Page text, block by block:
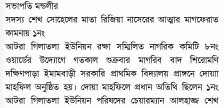
সভাপতি মন্ডলীর
সদস্য শেখ সোহেলের মাতা রিজিয়া নাসেরের আত্মার মাগফেরাত
কামনায় ১নং
আটরা গিলাতলা ইউনিয়ন রক্ষা সম্মিলিত নাগরিক কমিটি ৮নং
ওয়ার্ডের উদ্যোগে গতকাল শুক্রবার মাগরিব বাদ শিরোমণি
দক্ষিণপাড়া ইমামবাড়ী সরকারি প্রাথমিক বিদ্যালয় প্রাঙ্গনে দোয়াা
মাহফিল অনুষ্ঠিত হয়। দোয়া মাহফিলে প্রধান অতিথি ছিলেন ১নং
আটরা গিলাতলা ইউনিয়ন পরিষদের চেয়ারম্যান আলহাজ্জ শেখ